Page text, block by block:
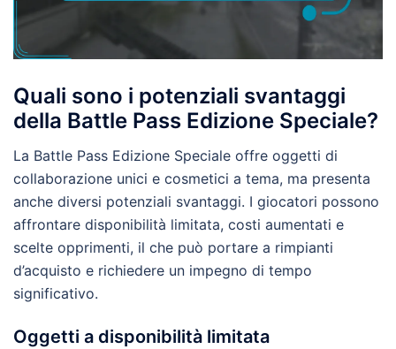
Quali sono i potenziali svantaggi
della Battle Pass Edizione Speciale?
La Battle Pass Edizione Speciale offre oggetti di
collaborazione unici e cosmetici a tema, ma presenta
anche diversi potenziali svantaggi. I giocatori possono
affrontare disponibilità limitata, costi aumentati e
scelte opprimenti, il che può portare a rimpianti
d’acquisto e richiedere un impegno di tempo
significativo.
Oggetti a disponibilità limitata